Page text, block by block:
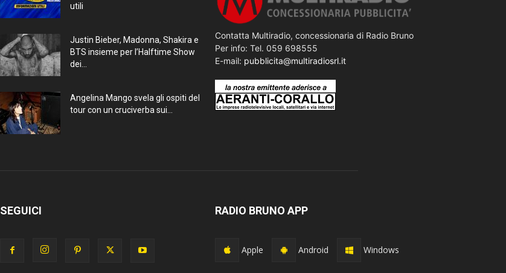
utili
Justin Bieber, Madonna, Shakira e
BTS insieme per l’Halftime Show
dei...
Angelina Mango svela gli ospiti del
tour con un cruciverba sui...
Contatta Multiradio, concessionaria di Radio Bruno
Per info: Tel. 059 698555
E-mail: pubblicita@multiradiosrl.it
SEGUICI RADIO BRUNO APP
Apple Android Windows